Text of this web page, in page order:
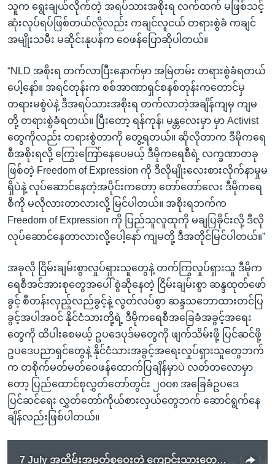
သူက ရွေးချယ်လိုက်တဲ့ အရပ်သားအစိုးရ လက်ထက် မဖြစ်သင့်
ဆုံးလုပ်ရပ်ဖြစ်တယ်လို့လည်း ကချင်လူငယ် တရားစွဲခံ ကချင်
အမျိုးသမီး မဆိုင်းနုပန်က ဝေဖန်ပြောဆိုပါတယ်။
“NLD အစိုးရ တက်လာပြီးနောက်မှာ အမြဲတမ်း တရားစွဲခံရတယ်
ပေါ့နော်။ အရင်တုန်းက စစ်အာဏာရှင်စနစ်တုန်းကတောင်မှ
တရားမစွဲပဲနဲ့ ဒီအရပ်သားအစိုးရ တက်လာတဲ့အချိန်ကျမှ ကျမ
တို့ တရားစွဲခံရတယ်။ ပြီးတော့ ရန်ကုန်၊ မန္တလေးမှာ မှာ Activist
တွေကိုလည်း တရားစွဲတာကို တွေ့ရတယ်။ ဆိုလိုတာက ဒီမိုကရေ
စီအစိုးရလို့ ကြွေးကြော်နေပေမယ့် ဒီမိုကရေစီရဲ့ လက္ခဏာတခု
ဖြစ်တဲ့ Freedom of Expression ကို ဒီလိုမျိုးလေးစားလိုက်နာမှုမ
ရှိပဲနဲ့ လုပ်ဆောင်နေတဲ့အပိုင်းကတော့ တော်တော်လေး ဒီမိုကရေ
စီကို မလိုလားတာလားလို့ မြင်ပါတယ်။ အစိုးရဘက်က
Freedom of Expression ကို ပြည်သူလူထုကို မချပြခိုင်းလို့ ဒီလို
လုပ်ဆောင်နေတာလားလို့ပေါ့နော် ကျမတို့ ဒီအတိုင်မြင်ပါတယ်။”
အခုလို ငြိမ်းချမ်းစွာလှုပ်ရှားသူတွေနဲ့ တက်ကြွလှုပ်ရှားသူ ဒီမိုက
ရေစီအင်အားစုတွေအပေါ် စွဲဆိုနေတဲ့ ငြိမ်းချမ်းစွာ ဆန္ဒထုတ်ဖော်
ခွင့် စီတန်းလှည့်လည်ခွင့်နဲ့ လွတ်လပ်စွာ ဆန္ဒသဘောထားတင်ပြ
ခွင့်အပါအဝင် နိုင်ငံသားတို့ရဲ့ ဒီမိုကရေစီအခြေခံအခွင့်အရေး
တွေကို ထိပါးစေမယ့် ဥပဒေပုဒ်မတွေကို ဖျက်သိမ်းဖို့ ပြင်ဆင်ဖို့
ဥပဒေပညာရှင်တွေနဲ့ နိုင်ငံသားအခွင့်အရေးလှုပ်ရှားသူတွေဘက်
က တစိုက်မတ်မတ်ဝေဖန်ထောက်ပြချိန်မှာပဲ လတ်တလောမှာ
တော့ ပြည်ထောင်စုလွှတ်တော်တွင်း ၂၀၀၈ အခြေခံဥပဒေ
ပြင်ဆင်ရေး လွှတ်တော်ကိုယ်စားလှယ်တွေဘက် ဆောင်ရွက်နေ
ချိန်လည်းဖြစ်ပါတယ်။
7 July အထိမ်းအမှတ်စုဝေးတဲ့ ကျောင်းသားတွေကို တရားစွဲဆို